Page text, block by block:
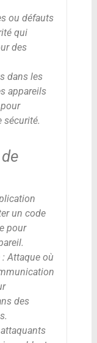
ou défauts
qui
des
dans les
appareils
sécurité.
un code
pour
: Attaque où
des